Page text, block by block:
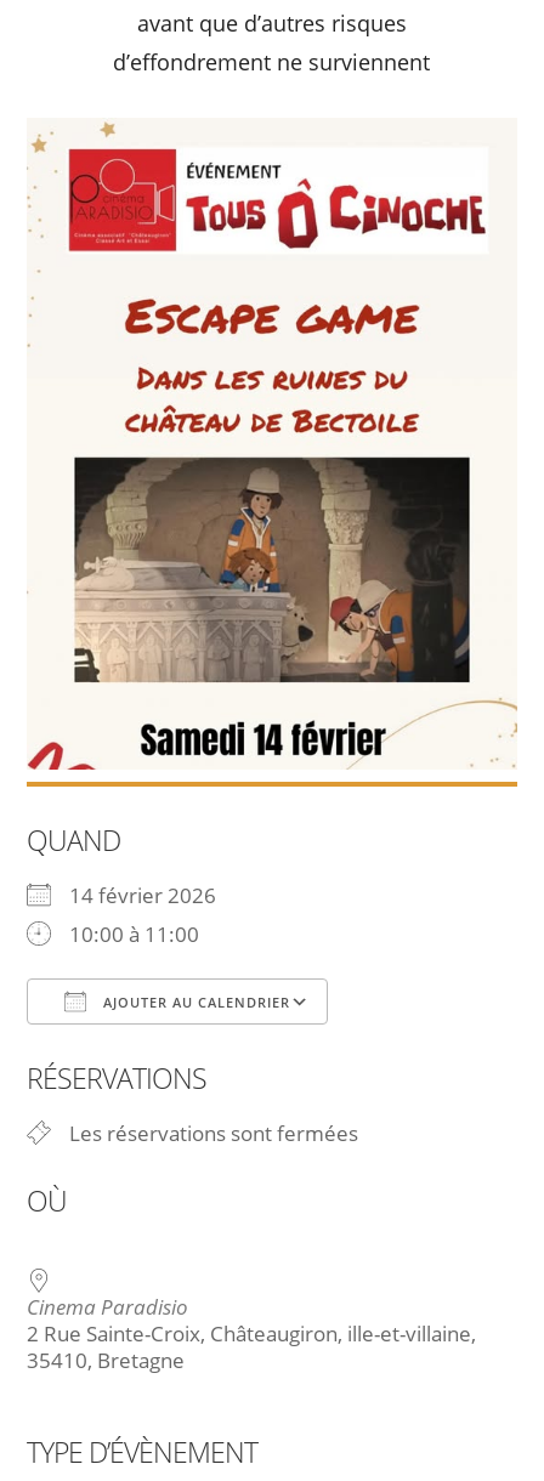
avant que d’autres risques
d’effondrement ne surviennent
QUAND
14 février 2026
10:00 à 11:00
AJOUTER AU CALENDRIER
RÉSERVATIONS
Les réservations sont fermées
OÙ
Cinema Paradisio
2 Rue Sainte-Croix, Châteaugiron, ille-et-villaine,
35410, Bretagne
TYPE D’ÉVÈNEMENT